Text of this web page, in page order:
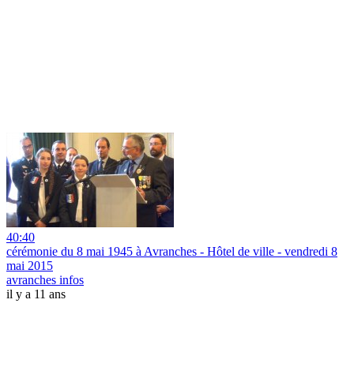
40:40
cérémonie du 8 mai 1945 à Avranches - Hôtel de ville - vendredi 8
mai 2015
avranches infos
il y a 11 ans